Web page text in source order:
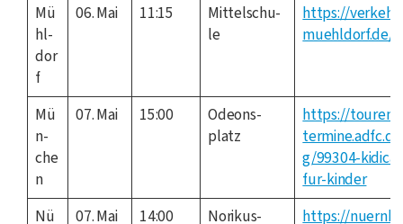
Mü
hl­
dor
f
06. Mai 11:15
Mit­tel­schu­
le
https://
muehldorf.de/
Mü
n­
che
n
07. Mai 15:00
Ode­ons­
platz
https://touren-
g/99304-
fur-kinder
Nü
07. Mai 14:00
Nori­kus­
https://